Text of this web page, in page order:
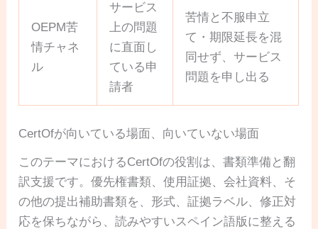
OEPM苦
情チャネ
ル
サービス
上の問題
に直面し
ている申
請者
苦情と不服申立
て・期限延長を混
同せず、サービス
問題を申し出る
CertOfが向いている場面、向いていない場面
このテーマにおけるCertOfの役割は、書類準備と翻
訳支援です。優先権書類、使用証拠、会社資料、そ
の他の提出補助書類を、形式、証拠ラベル、修正対
応を保ちながら、読みやすいスペイン語版に整える